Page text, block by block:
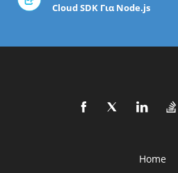
Cloud SDK Για Node.js
Home